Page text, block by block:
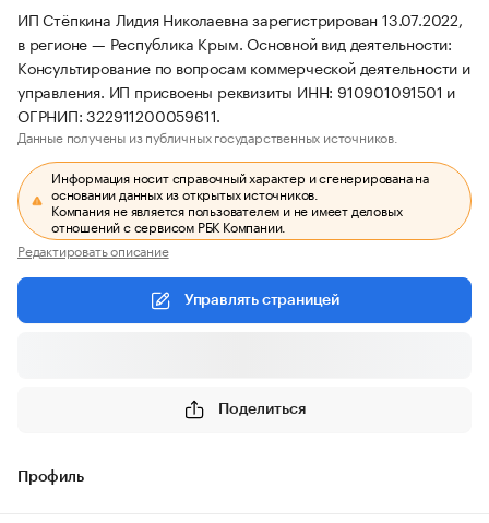
ИП Стёпкина Лидия Николаевна зарегистрирован 13.07.2022,
в регионе — Республика Крым. Основной вид деятельности:
Консультирование по вопросам коммерческой деятельности и
управления. ИП присвоены реквизиты ИНН: 910901091501 и
ОГРНИП: 322911200059611.
Данные получены из публичных государственных источников.
Информация носит справочный характер и сгенерирована на
основании данных из открытых источников.
Компания не является пользователем и не имеет деловых
отношений с сервисом РБК Компании.
Редактировать описание
Управлять страницей
Поделиться
Профиль